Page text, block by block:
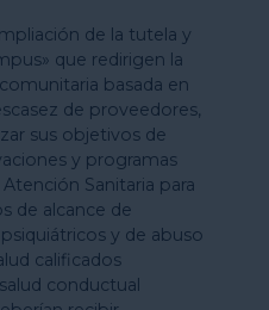
de la tutela y
que redirigen la
basada en
de proveedores,
sus objetivos de
y programas
Sanitaria para
de alcance de
y de abuso
calificados
conductual